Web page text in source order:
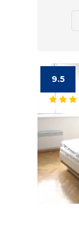
9.5